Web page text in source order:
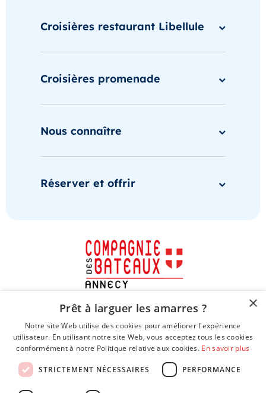
Croisières restaurant Libellule
Croisières promenade
Nous connaître
Réserver et offrir
×
Prêt à larguer les amarres ?
Notre site Web utilise des cookies pour améliorer l'expérience
utilisateur. En utilisant notre site Web, vous acceptez tous les cookies
conformément à notre Politique relative aux cookies. En savoir plus
STRICTEMENT NÉCESSAIRES PERFORMANCE